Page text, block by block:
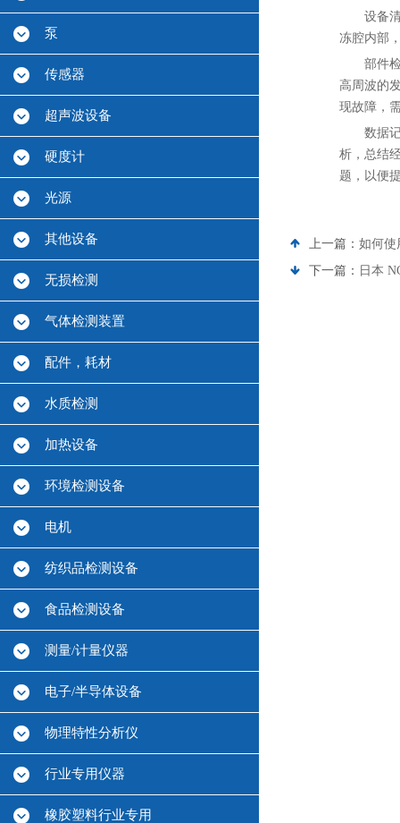
泵
传感器
超声波设备
硬度计
光源
其他设备
无损检测
气体检测装置
配件，耗材
水质检测
加热设备
环境检测设备
电机
纺织品检测设备
食品检测设备
测量/计量仪器
电子/半导体设备
物理特性分析仪
行业专用仪器
橡胶塑料行业专用
设备
冻腔内部
部件
高周波的
现故障，
数据
析，总结
题，以便
上一篇： 如何使
下一篇： 日本